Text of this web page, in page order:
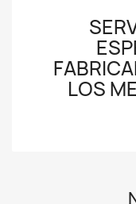
LOS